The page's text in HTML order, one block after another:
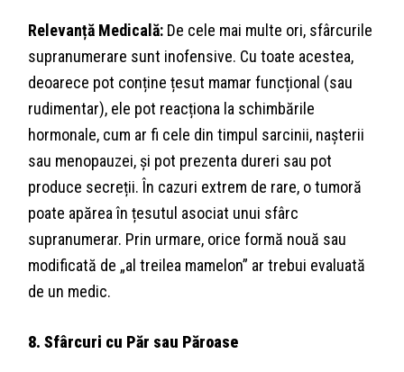
Relevanță Medicală: De cele mai multe ori, sfârcurile
supranumerare sunt inofensive. Cu toate acestea,
deoarece pot conține țesut mamar funcțional (sau
rudimentar), ele pot reacționa la schimbările
hormonale, cum ar fi cele din timpul sarcinii, nașterii
sau menopauzei, și pot prezenta dureri sau pot
produce secreții. În cazuri extrem de rare, o tumoră
poate apărea în țesutul asociat unui sfârc
supranumerar. Prin urmare, orice formă nouă sau
modificată de „al treilea mamelon” ar trebui evaluată
de un medic.
8. Sfârcuri cu Păr sau Păroase